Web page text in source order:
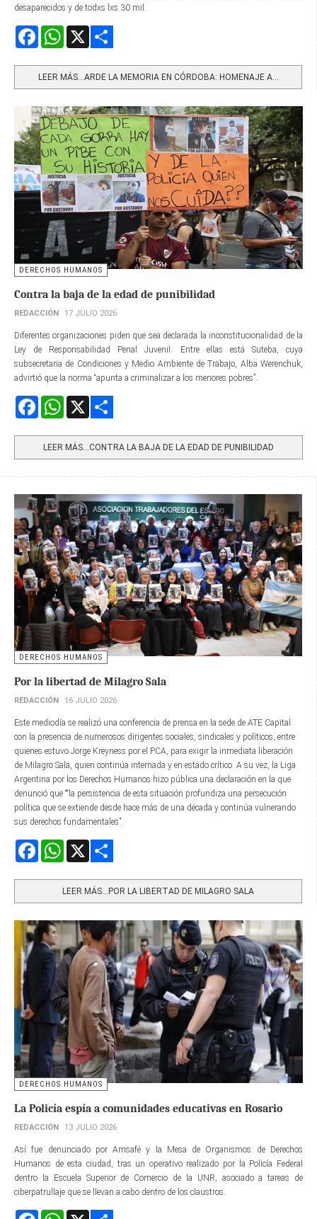
desaparecidos y de todxs lxs 30 mil.
FacebookWhatsApp
LEER MÁS…ARDE LA MEMORIA EN CÓRDOBA: HOMENAJE A...
DERECHOS HUMANOS
Contra la baja de la edad de punibilidad
REDACCIÓN 17 JULIO 2026
Diferentes organizaciones piden que sea declarada la inconstitucionalidad de la
Ley de Responsabilidad Penal Juvenil. Entre ellas está Suteba, cuya
subsecretaria de Condiciones y Medio Ambiente de Trabajo, Alba Werenchuk,
advirtió que la norma “apunta a criminalizar a los menores pobres”.
FacebookWhatsApp
LEER MÁS…CONTRA LA BAJA DE LA EDAD DE PUNIBILIDAD
DERECHOS HUMANOS
Por la libertad de Milagro Sala
REDACCIÓN 16 JULIO 2026
Este mediodía se realizó una conferencia de prensa en la sede de ATE Capital
con la presencia de numerosos dirigentes sociales, sindicales y políticos, entre
quienes estuvo Jorge Kreyness por el PCA, para exigir la inmediata liberación
de Milagro Sala, quien continúa internada y en estado crítico. A su vez, la Liga
Argentina por los Derechos Humanos hizo pública una declaración en la que
denunció que ““la persistencia de esta situación profundiza una persecución
política que se extiende desde hace más de una década y continúa vulnerando
sus derechos fundamentales”.
FacebookWhatsApp
LEER MÁS…POR LA LIBERTAD DE MILAGRO SALA
DERECHOS HUMANOS
La Policía espía a comunidades educativas en Rosario
REDACCIÓN 13 JULIO 2026
Así fue denunciado por Amsafé y la Mesa de Organismos de Derechos
Humanos de esta ciudad, tras un operativo realizado por la Policía Federal
dentro la Escuela Superior de Comercio de la UNR, asociado a tareas de
ciberpatrullaje que se llevan a cabo dentro de los claustros.
FacebookWhatsApp